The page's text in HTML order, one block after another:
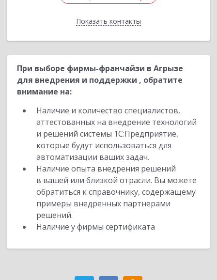
Показать контакты
Назад
При выборе фирмы-франчайзи в Агрызе
для внедрения и поддержки , обратите
внимание на:
Наличие и количество специалистов,
аттестованных на внедрение технологий
и решений системы 1С:Предприятие,
которые будут использоваться для
автоматизации ваших задач.
Наличие опыта внедрения решений
в вашей или близкой отрасли. Вы можете
обратиться к справочнику, содержащему
примеры внедренных партнерами
решений.
Наличие у фирмы сертификата